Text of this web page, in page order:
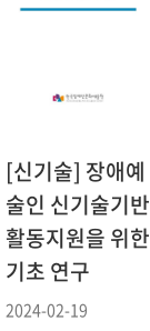
[신기술] 장애예
술인 신기술기반
활동지원을 위한
기초 연구
2024-02-19